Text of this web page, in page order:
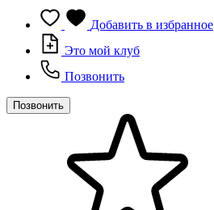
Добавить в избранное
Это мой клуб
Позвонить
Позвонить